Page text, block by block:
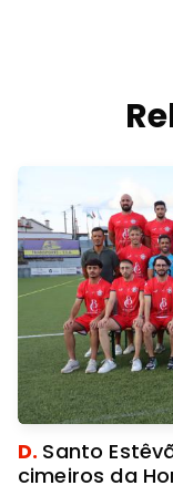
D. Santo
cimeiros da